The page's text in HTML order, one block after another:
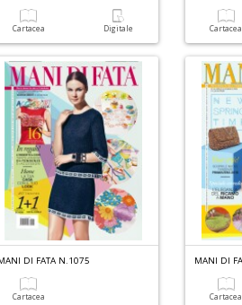
Cartacea Digitale Cartacea
DI FATA N.1075
Cartacea
MANI DI
Cartacea